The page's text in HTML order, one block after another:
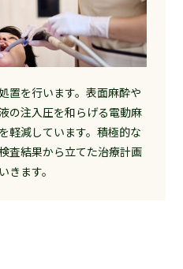
置を行います。表面麻酔や
の注入圧を和らげる電動麻
軽減しています。積極的な
査結果から立てた治療計画
きます。